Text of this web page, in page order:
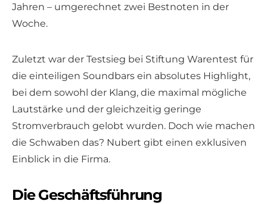
Jahren – umgerechnet zwei Bestnoten in der
Woche.
Zuletzt war der Testsieg bei Stiftung Warentest für
die einteiligen Soundbars ein absolutes Highlight,
bei dem sowohl der Klang, die maximal mögliche
Lautstärke und der gleichzeitig geringe
Stromverbrauch gelobt wurden. Doch wie machen
die Schwaben das? Nubert gibt einen exklusiven
Einblick in die Firma.
Die Geschäftsführung